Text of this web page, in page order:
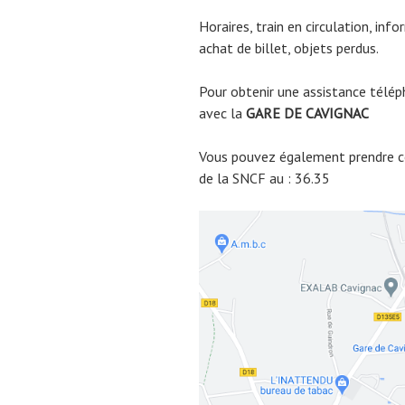
Horaires, train en circulation,
achat de billet, objets perdus.
Pour obtenir une assistance
avec la GARE DE CAVIGNAC
Vous pouvez également
de la SNCF au : 36.35